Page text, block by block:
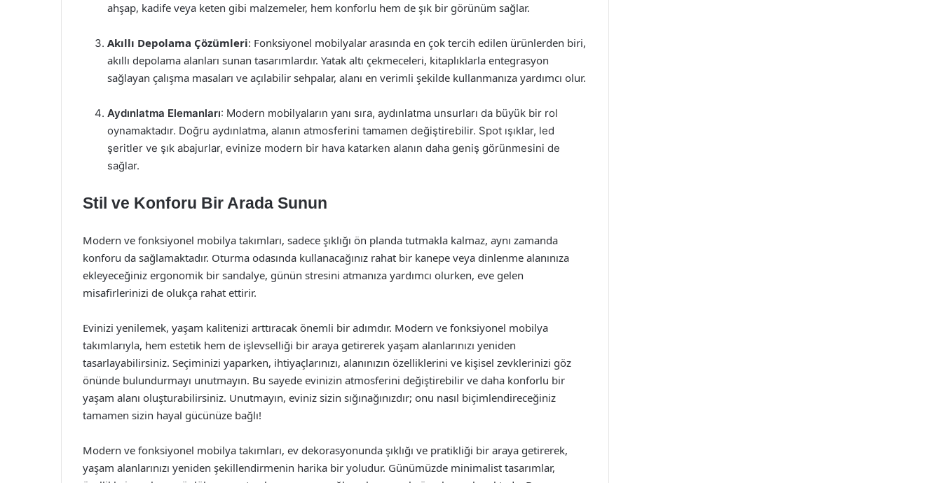
ahşap, kadife veya keten gibi malzemeler, hem konforlu hem de şık bir görünüm sağlar.
Akıllı Depolama Çözümleri: Fonksiyonel mobilyalar arasında en çok tercih edilen ürünlerden biri,
akıllı depolama alanları sunan tasarımlardır. Yatak altı çekmeceleri, kitaplıklarla entegrasyon
sağlayan çalışma masaları ve açılabilir sehpalar, alanı en verimli şekilde kullanmanıza yardımcı olur.
Aydınlatma Elemanları: Modern mobilyaların yanı sıra, aydınlatma unsurları da büyük bir rol
oynamaktadır. Doğru aydınlatma, alanın atmosferini tamamen değiştirebilir. Spot ışıklar, led
şeritler ve şık abajurlar, evinize modern bir hava katarken alanın daha geniş görünmesini de
sağlar.
Stil ve Konforu Bir Arada Sunun
Modern ve fonksiyonel mobilya takımları, sadece şıklığı ön planda tutmakla kalmaz, aynı zamanda
konforu da sağlamaktadır. Oturma odasında kullanacağınız rahat bir kanepe veya dinlenme alanınıza
ekleyeceğiniz ergonomik bir sandalye, günün stresini atmanıza yardımcı olurken, eve gelen
misafirlerinizi de olukça rahat ettirir.
Evinizi yenilemek, yaşam kalitenizi arttıracak önemli bir adımdır. Modern ve fonksiyonel mobilya
takımlarıyla, hem estetik hem de işlevselliği bir araya getirerek yaşam alanlarınızı yeniden
tasarlayabilirsiniz. Seçiminizi yaparken, ihtiyaçlarınızı, alanınızın özelliklerini ve kişisel zevklerinizi göz
önünde bulundurmayı unutmayın. Bu sayede evinizin atmosferini değiştirebilir ve daha konforlu bir
yaşam alanı oluşturabilirsiniz. Unutmayın, eviniz sizin sığınağınızdır; onu nasıl biçimlendireceğiniz
tamamen sizin hayal gücünüze bağlı!
Modern ve fonksiyonel mobilya takımları, ev dekorasyonunda şıklığı ve pratikliği bir araya getirerek,
yaşam alanlarınızı yeniden şekillendirmenin harika bir yoludur. Günümüzde minimalist tasarımlar,